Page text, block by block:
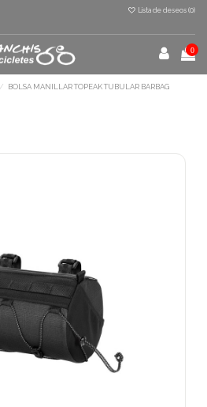
Lista de deseos (0)
0
BOLSA MANILLAR TOPEAK TUBULAR BARBAG